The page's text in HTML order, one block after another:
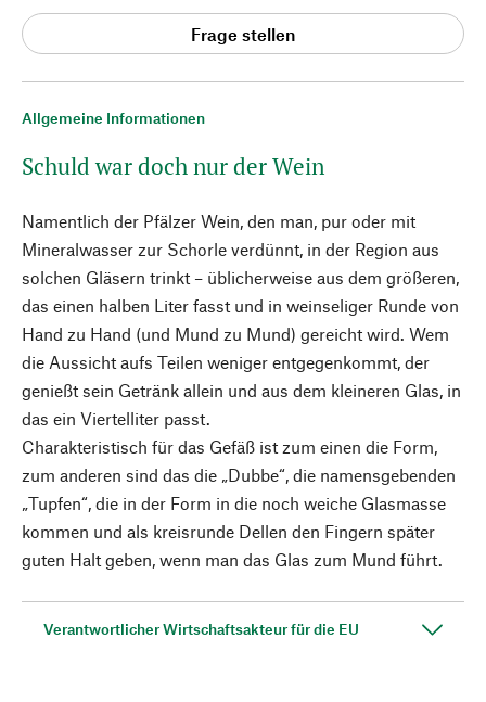
Allgemeine Informationen
Schuld war doch nur der Wein
Namentlich der Pfälzer Wein, den man, pur oder mit
Mineralwasser zur Schorle verdünnt, in der Region aus
solchen Gläsern trinkt – üblicherweise aus dem größeren,
das einen halben Liter fasst und in weinseliger Runde von
Hand zu Hand (und Mund zu Mund) gereicht wird. Wem
die Aussicht aufs Teilen weniger entgegenkommt, der
genießt sein Getränk allein und aus dem kleineren Glas, in
das ein Viertelliter passt.
Charakteristisch für das Gefäß ist zum einen die Form,
zum anderen sind das die „Dubbe“, die namensgebenden
„Tupfen“, die in der Form in die noch weiche Glasmasse
kommen und als kreisrunde Dellen den Fingern später
guten Halt geben, wenn man das Glas zum Mund führt.
Verantwortlicher Wirtschaftsakteur für die EU
Frage stellen